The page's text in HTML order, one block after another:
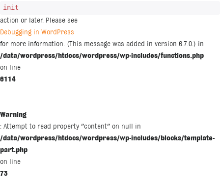
init
action or later. Please see
Debugging in WordPress
for more information. (This message was added in version 6.7.0.) in
/data/wordpress/htdocs/wordpress/wp-includes/functions.php
on line
6114
Warning
: Attempt to read property "content" on null in
/data/wordpress/htdocs/wordpress/wp-includes/blocks/template-
part.php
on line
73